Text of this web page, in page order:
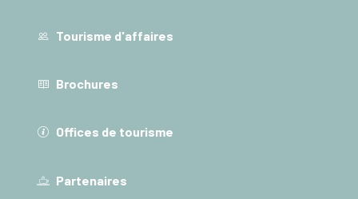
Tourisme d'affaires
Brochures
Offices de tourisme
Partenaires